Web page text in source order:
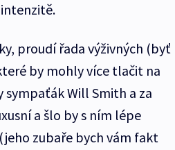
proudí řada výživných (byť
by mohly více tlačit na
Will Smith a za
a šlo by s ním lépe
zubaře bych vám fakt